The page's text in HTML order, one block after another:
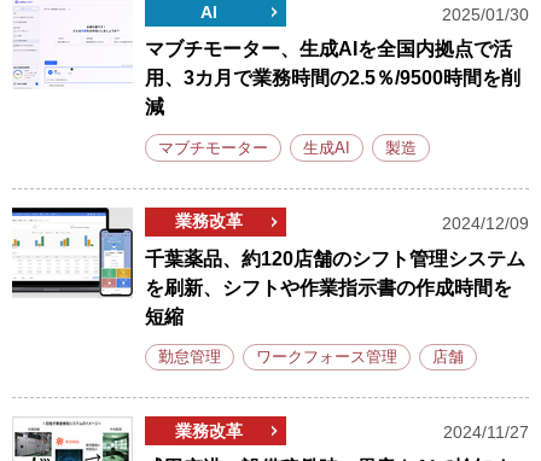
AI 2025/01/30
マブチモーター、生成AIを全国内拠点で活
用、3カ月で業務時間の2.5％/9500時間を削
減
マブチモーター 生成AI 製造
業務改革 2024/12/09
千葉薬品、約120店舗のシフト管理システム
を刷新、シフトや作業指示書の作成時間を
短縮
勤怠管理 ワークフォース管理 店舗
業務改革 2024/11/27